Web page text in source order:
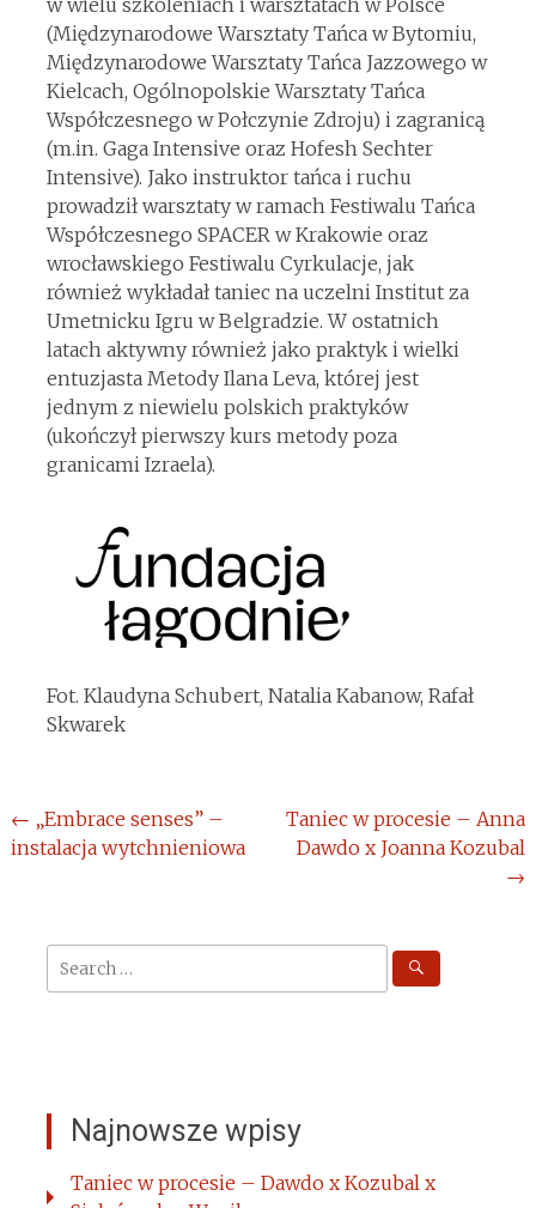
(Międzynarodowe Warsztaty Tańca w Bytomiu,
Międzynarodowe Warsztaty Tańca Jazzowego w
Kielcach, Ogólnopolskie Warsztaty Tańca
Współczesnego w Połczynie Zdroju) i zagranicą
(m.in. Gaga Intensive oraz Hofesh Sechter
Intensive). Jako instruktor tańca i ruchu
prowadził warsztaty w ramach Festiwalu Tańca
Współczesnego SPACER w Krakowie oraz
wrocławskiego Festiwalu Cyrkulacje, jak
również wykładał taniec na uczelni Institut za
Umetnicku Igru w Belgradzie. W ostatnich
latach aktywny również jako praktyk i wielki
entuzjasta Metody Ilana Leva, której jest
jednym z niewielu polskich praktyków
(ukończył pierwszy kurs metody poza
granicami Izraela).
Fot. Klaudyna Schubert, Natalia Kabanow, Rafał
Skwarek
Post
navigation
← „Embrace senses” –
instalacja wytchnieniowa
Taniec w procesie – Anna
Dawdo x Joanna Kozubal
→
Search
for:
Najnowsze wpisy
Taniec w procesie – Dawdo x Kozubal x